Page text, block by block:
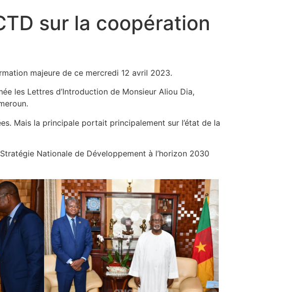
sur la coopération
majeure de ce mercredi 12 avril 2023.
les Lettres d’Introduction de Monsieur Aliou Dia,
Mais la principale portait principalement sur l’état de la
Nationale de Développement à l’horizon 2030